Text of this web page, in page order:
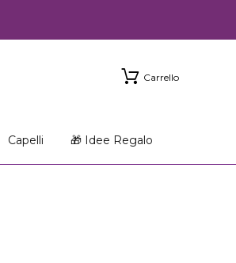
Carrello
Capelli 🎁 Idee Regalo